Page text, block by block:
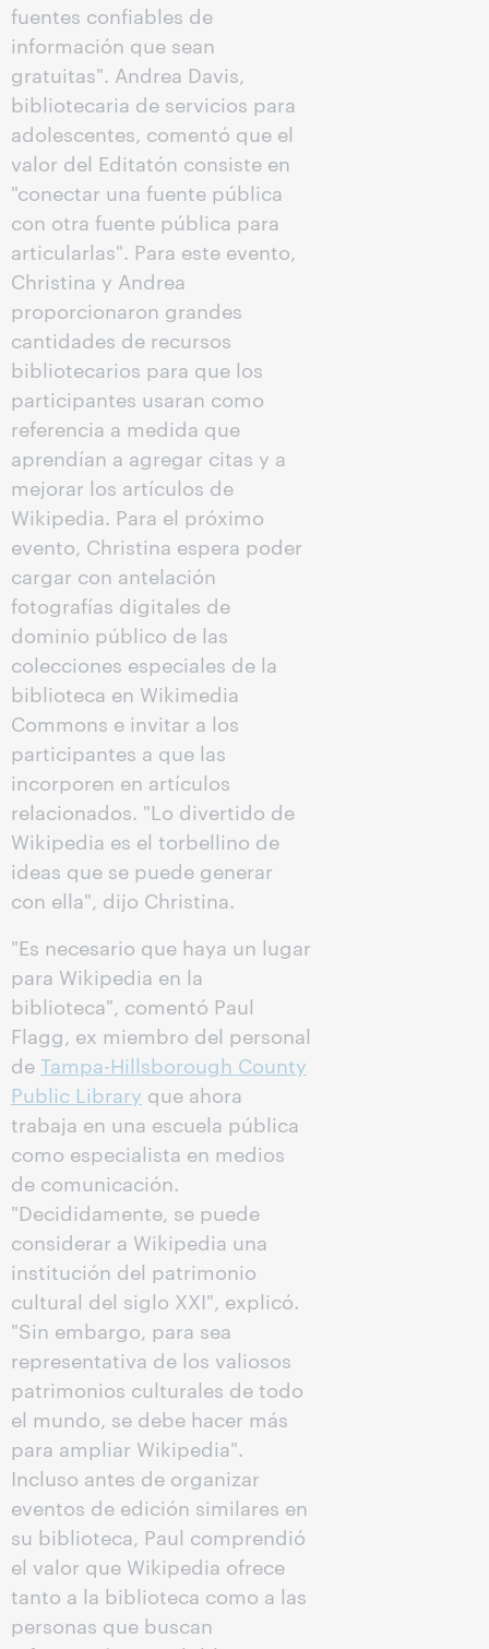
fuentes confiables de
información que sean
gratuitas". Andrea Davis,
bibliotecaria de servicios para
adolescentes, comentó que el
valor del Editatón consiste en
"conectar una fuente pública
con otra fuente pública para
articularlas". Para este evento,
Christina y Andrea
proporcionaron grandes
cantidades de recursos
bibliotecarios para que los
participantes usaran como
referencia a medida que
aprendían a agregar citas y a
mejorar los artículos de
Wikipedia. Para el próximo
evento, Christina espera poder
cargar con antelación
fotografías digitales de
dominio público de las
colecciones especiales de la
biblioteca en Wikimedia
Commons e invitar a los
participantes a que las
incorporen en artículos
relacionados. "Lo divertido de
Wikipedia es el torbellino de
ideas que se puede generar
con ella", dijo Christina.
"Es necesario que haya un lugar
para Wikipedia en la
biblioteca", comentó Paul
Flagg, ex miembro del personal
de Tampa-Hillsborough County
Public Library que ahora
trabaja en una escuela pública
como especialista en medios
de comunicación.
"Decididamente, se puede
considerar a Wikipedia una
institución del patrimonio
cultural del siglo XXI", explicó.
"Sin embargo, para sea
representativa de los valiosos
patrimonios culturales de todo
el mundo, se debe hacer más
para ampliar Wikipedia".
Incluso antes de organizar
eventos de edición similares en
su biblioteca, Paul comprendió
el valor que Wikipedia ofrece
tanto a la biblioteca como a las
personas que buscan